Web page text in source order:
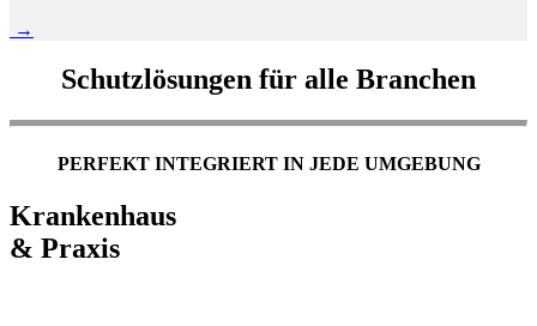
→
Schutzlösungen für alle Branchen
PERFEKT INTEGRIERT IN JEDE UMGEBUNG
Krankenhaus
& Praxis